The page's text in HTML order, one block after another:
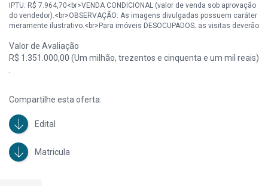
IPTU: R$ 7.964,70<br>VENDA CONDICIONAL (valor de venda sob aprovação
do vendedor).<br>OBSERVAÇÃO: As imagens divulgadas possuem caráter
meramente ilustrativo.<br>Para imóveis DESOCUPADOS, as visitas deverão
Valor de Avaliação
R$ 1.351.000,00 (Um milhão, trezentos e cinquenta e um mil reais)
Compartilhe esta oferta:
Edital
Matricula